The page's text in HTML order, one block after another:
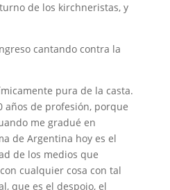
de los kirchneristas, y
cantando contra la
pura de la casta.
años de profesión, porque
me gradué en
de Argentina hoy es el
de los medios que
cualquier cosa con tal
que es el despojo, el